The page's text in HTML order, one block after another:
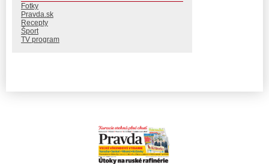
Fotky
Pravda.sk
Recepty
Šport
TV program